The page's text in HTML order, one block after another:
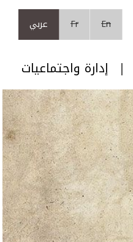
En
Fr عربي
إدارة واجتماعيات